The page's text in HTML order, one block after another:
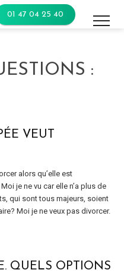
01 47 04 25 40
:
VEUT
alors qu’elle est
je ne vu car elle n’a plus de
qui sont tous majeurs, soient
Moi je ne veux pas divorcer.
QUELS OPTIONS